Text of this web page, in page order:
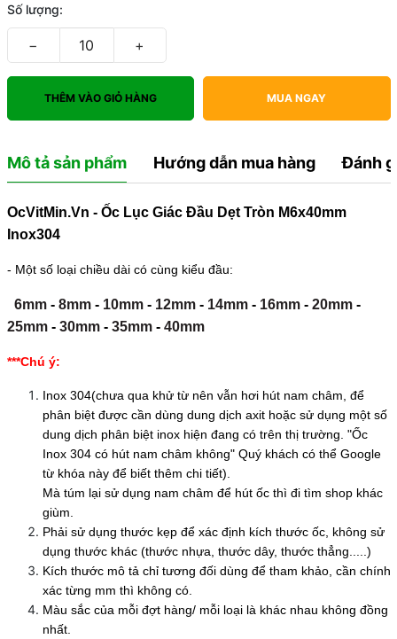
Số lượng:
− +
THÊM VÀO GIỎ HÀNG MUA NGAY
Mô tả sản phẩm Hướng dẫn mua hàng Đánh
OcVitMin.Vn - Ốc Lục Giác Đầu Dẹt Tròn M6x40mm
Inox304
- Một số loại chiều dài có cùng kiểu đầu:
6mm- 8mm- 10mm- 12mm- 14mm- 16mm- 20mm-
25mm- 30mm- 35mm- 40mm
***Chú ý:
Inox 304(chưa qua khử từ nên vẫn hơi hút nam châm, để
phân biệt được cần dùng dung dịch axit hoặc sử dụng một số
dung dịch phân biệt inox hiện đang có trên thị trường. "Ốc
Inox 304 có hút nam châm không" Quý khách có thể Google
từ khóa này để biết thêm chi tiết).
Mà túm lại sử dụng nam châm để hút ốc thì đi tìm shop khác
giùm.
Phải sử dụng thước kẹp để xác định kích thước ốc, không sử
dụng thước khác (thước nhựa, thước dây, thước thẳng.....)
Kích thước mô tả chỉ tương đối dùng để tham khảo, cần chính
xác từng mm thì không có.
Màu sắc của mỗi đợt hàng/ mỗi loại là khác nhau không đồng
nhất.